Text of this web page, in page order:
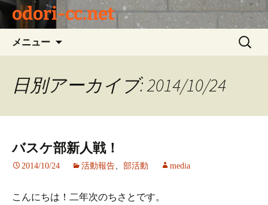
odori-cc.net
メニュー
ン
ッ
検
索:
日別アーカイブ: 2014/10/24
バスケ部新人戦！
2014/10/24 活動報告、 部活動 media
こんにちは！二年次のちさとです。